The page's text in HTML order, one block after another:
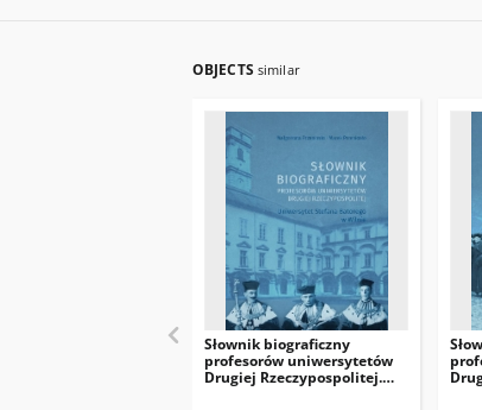
OBJECTS similar
Słownik biograficzny
profesorów uniwersytetów
Drugiej Rzeczypospolitej.